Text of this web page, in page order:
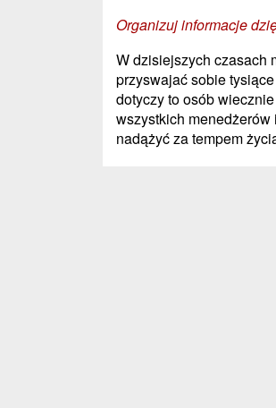
Organizuj informacje
W dzisiejszych czasach
przyswajać sobie
dotyczy to osób
wszystkich menedżerów
nadążyć za tempem